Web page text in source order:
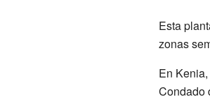
Esta
zonas
En
Condado